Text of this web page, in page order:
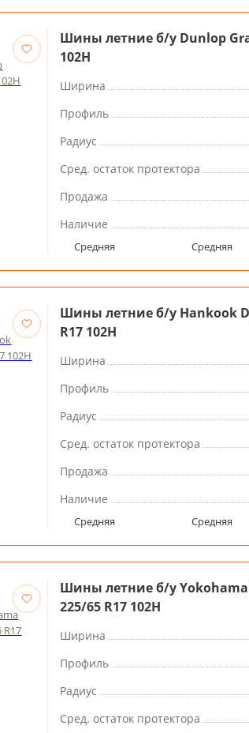
Шины летние б/у Dunlop
102H
Ширина
Профиль
Радиус
Сред. остаток протектора
Продажа
Наличие
Средняя Средняя
Шины летние б/у Hankook
R17 102H
Ширина
Профиль
Радиус
Сред. остаток протектора
Продажа
Наличие
Средняя Средняя
Шины летние б/у Yokohama
225/65 R17 102H
Ширина
Профиль
Радиус
Сред. остаток протектора